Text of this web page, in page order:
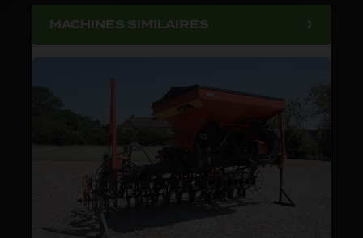
MACHINES SIMILAIRES